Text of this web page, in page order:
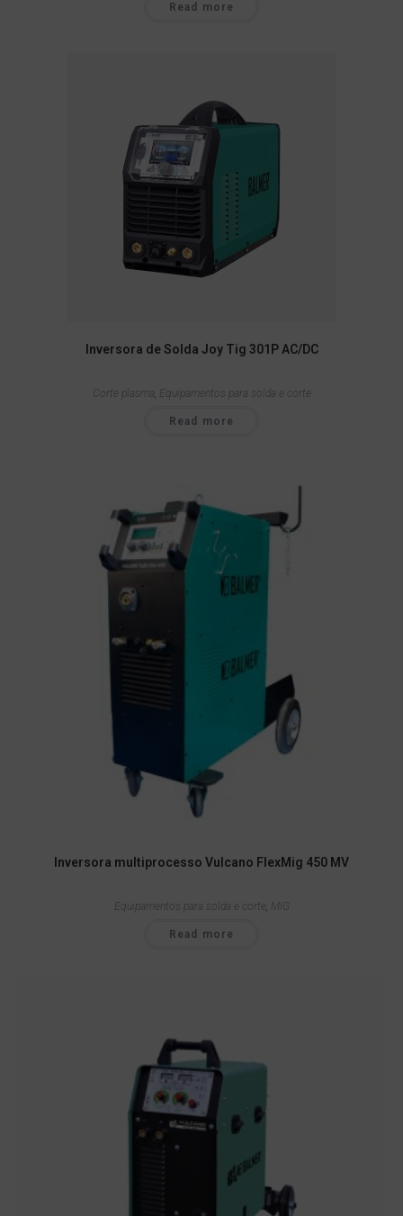
Read more
Inversora de Solda Joy Tig 301P AC/DC
Corte plasma Equipamentos para solda e corte
Read more
Inversora multiprocesso Vulcano FlexMig 450 MV
Equipamentos para solda e corte, MIG
Read more